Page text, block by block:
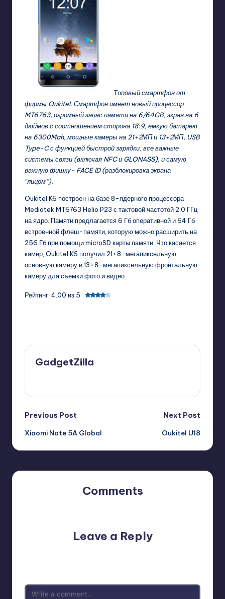
Топовый смартфон от
фирмы Oukitel. Смартфон имеет новый процессор
MT6763, огромный запас памяти на 6/64GB, экран на 6
дюймов с соотношением сторона 18:9, ёмкую батарею
на 6300Mah, мощные камеры на 21+2МП и 13+2МП, USB
Type-C с функцией быстрой зарядки, все важные
системы связи (включая NFC и GLONASS), и самую
важную фишку- FACE ID (разблокировка экрана
“лицом”).
Oukitel K6 построен на базе 8-ядерного процессора
Mediatek MT6763 Helio P23 с тактовой частотой 2.0 ГГц
на ядро. Памяти предлагается 6 Гб оперативной и 64 Гб
встроенной флеш-памяти, которую можно расширить на
256 Гб при помощи microSD карты памяти. Что касается
камер, Oukitel K6 получил 21+8-мегапиксельную
основную камеру и 13+8-мегапиксельную фронтальную
камеру для съемки фото и видео.
Рейтинг: 4.00 из 5
GadgetZilla
Post
navigation
Previous Post
Xiaomi Note 5A Global
Next Post
Oukitel U18
Comments
Leave a Reply